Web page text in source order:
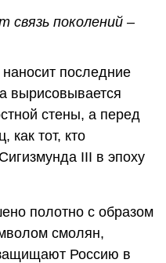
поколений –
последние
вырисовывается
стены, а перед
как тот, кто
III в эпоху
полотно с образом
смолян,
Россию в